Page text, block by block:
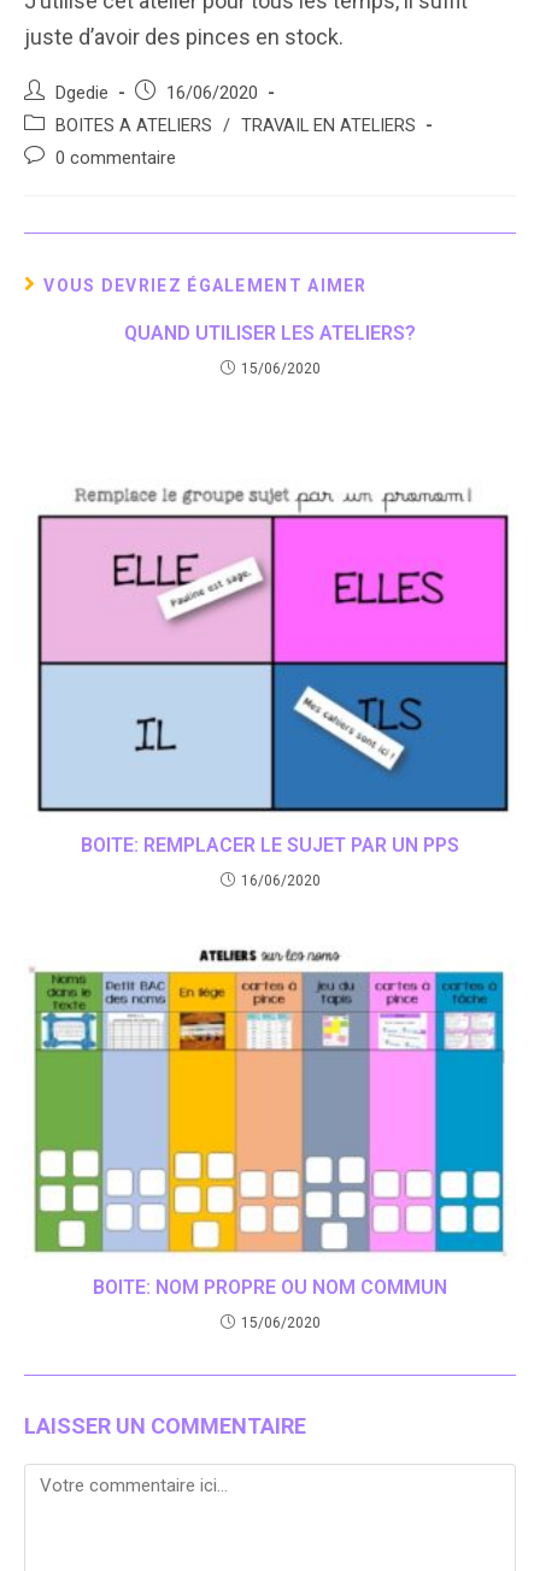
juste d’avoir des pinces en stock.
Auteur/autrice
de
publication :
Dgedie
Post
published:
16/06/2020
Post
category:
BOITES A ATELIERS / TRAVAIL EN ATELIERS
Post0 commentaire
VOUS DEVRIEZ ÉGALEMENT AIMER
QUAND UTILISER LES ATELIERS?
15/06/2020
BOITE: REMPLACER LE SUJET PAR UN PPS
16/06/2020
BOITE: NOM PROPRE OU NOM COMMUN
15/06/2020
LAISSER UN COMMENTAIRE
Comment